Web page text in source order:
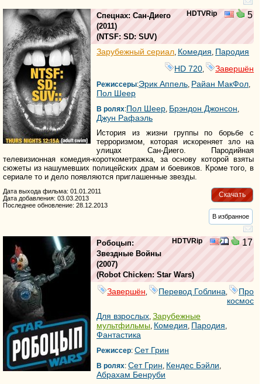
HDTVRip 5
Спецнах: Сан-Диего
(2011)
(NTSF: SD: SUV)
Зарубежный сериал, Комедия, Пародия
HD 720
Завершён
Режиссеры:Эрик Аппель, Райан МакФол,
Пол Шеер
В ролях:Пол Шеер, Брэндон Джонсон,
Джун Рафаэль
История из жизни группы по борьбе с
терроризмом, которая искореняет зло на
улицах Сан-Диего. Пародийная
телевизионная комедия-короткометражка, за основу которой взяты
сюжеты из нашумевших полицейских драм и боевиков. Кроме того, в
сериале то и дело появляются приглашенные звезды.
Скачать
Дата выхода фильма: 01.01.2011
Дата добавления: 03.03.2013
Последнее обновление: 28.12.2013
В избранное
HDTVRip 17
Робоцып:
Звездные Войны
(2007)
(Robot Chicken: Star Wars)
Завершён Перевод Гоблина
Про
космос
Для взрослых Зарубежные
мультфильмы Комедия Пародия
Фантастика
Режиссер: Сет Грин
В ролях: Сет Грин Кендес Бэйли
Абрахам Бенруби